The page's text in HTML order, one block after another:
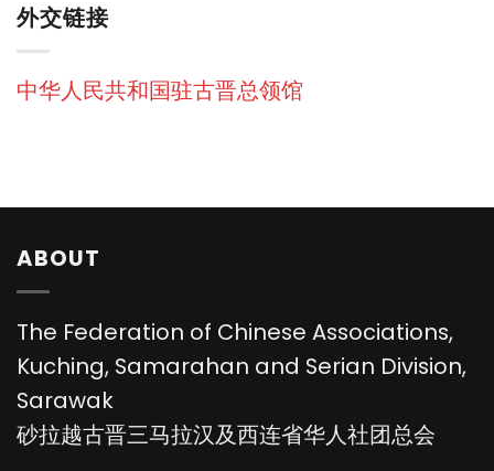
外交链接
中华人民共和国驻古晋总领馆
ABOUT
The Federation of Chinese Associations,
Kuching, Samarahan and Serian Division,
Sarawak
砂拉越古晋三马拉汉及西连省华人社团总会